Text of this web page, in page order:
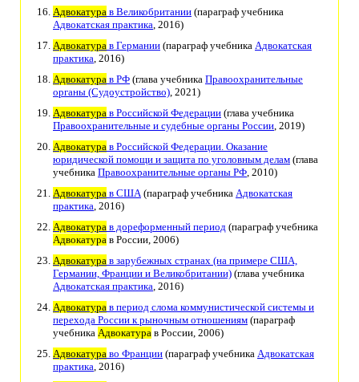
Адвокатура в Великобритании (параграф учебника
Адвокатская практика, 2016)
Адвокатура в Германии (параграф учебника Адвокатская
практика, 2016)
Адвокатура в РФ (глава учебника Правоохранительные
органы (Судоустройство), 2021)
Адвокатура в Российской Федерации (глава учебника
Правоохранительные и судебные органы России, 2019)
Адвокатура в Российской Федерации. Оказание
юридической помощи и защита по уголовным делам (глава
учебника Правоохранительные органы РФ, 2010)
Адвокатура в США(параграф учебника Адвокатская
практика, 2016)
Адвокатура в дореформенный период (параграф учебника
Адвокатура в России, 2006)
Адвокатура в зарубежных странах (на примере США,
Германии, Франции и Великобритании) (глава учебника
Адвокатская практика, 2016)
Адвокатура в период слома коммунистической системы и
перехода России к рыночным отношениям (параграф
учебника Адвокатура в России, 2006)
Адвокатура во Франции (параграф учебника Адвокатская
практика, 2016)